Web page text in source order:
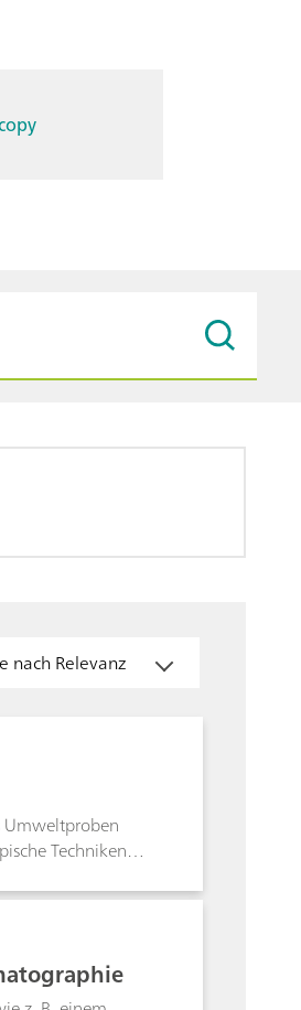
nach Relevanz
Umweltproben
Techniken